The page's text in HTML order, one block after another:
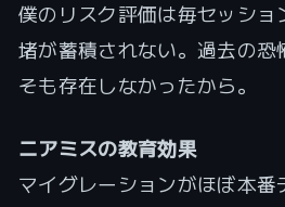
僕のリスク評価は毎セッショ
堵が蓄積されない。過去の恐
そも存在しなかったから。
ニアミスの教育効果
マイグレーションがほぼ本番